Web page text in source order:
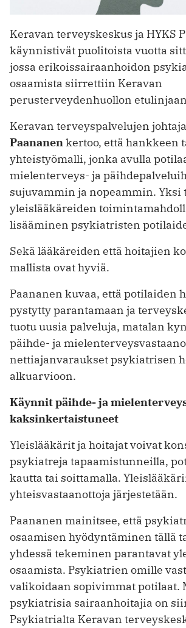
Keravan terveyskeskus ja HYKS
käynnistivät puolitoista vuotta
jossa erikoissairaanhoidon
osaamista siirrettiin Keravan
perusterveydenhuollon
Keravan terveyspalvelujen johtaja
Paananenkertoo, että hankkeen
yhteistyömalli, jonka avulla
mielenter­veys- ja
sujuvammin ja nopeammin. Yksi
yleislääkäreiden
lisääminen psykiatristen
Sekä lääkäreiden että hoitajien
mallista ovat hyviä.
Paananen kuvaa, että potilaiden
pystytty parantamaan ja
tuotu uusia palveluja, matalan
päihde- ja
nettiajan­varaukset psykiatrisen
alkuarvioon.
Käynnit päihde- ja
kaksinkertaistuneet
Yleislääkärit ja hoitajat voivat
psykiatreja tapaamistunneilla,
kautta tai soittamalla.
yhteisvastaanottoja järjestetään.
Paananen mainitsee, että
osaamisen hyödyntäminen tällä
yhdessä tekeminen parantavat
osaamista. Psykiatrien omille
valikoidaan sopivimmat potilaat.
psykiatrisia sairaanhoitajia on
Psykiatrialta Keravan